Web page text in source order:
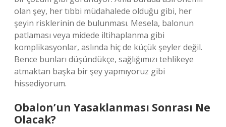
olan şey, her tıbbi müdahalede olduğu gibi, her
şeyin risklerinin de bulunması. Mesela, balonun
patlaması veya midede iltihaplanma gibi
komplikasyonlar, aslında hiç de küçük şeyler değil.
Bence bunları düşündükçe, sağlığımızı tehlikeye
atmaktan başka bir şey yapmıyoruz gibi
hissediyorum.
Obalon’un Yasaklanması Sonrası Ne
Olacak?